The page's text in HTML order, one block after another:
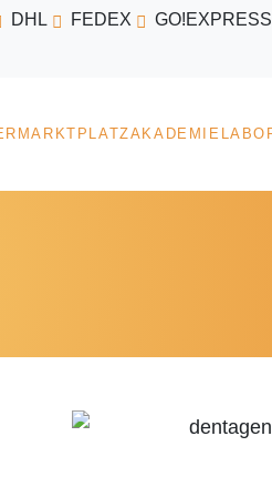
DHL FEDEX GO!EXPRESS